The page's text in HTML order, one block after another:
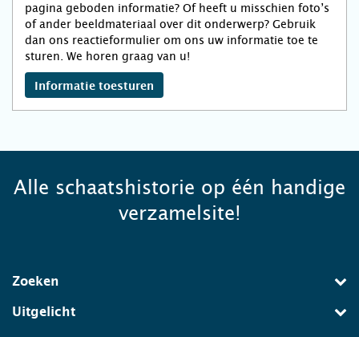
pagina geboden informatie? Of heeft u misschien foto’s
of ander beeldmateriaal over dit onderwerp? Gebruik
dan ons reactieformulier om ons uw informatie toe te
sturen. We horen graag van u!
Informatie toesturen
Alle schaatshistorie op één handige
verzamelsite!
Zoeken
Uitgelicht